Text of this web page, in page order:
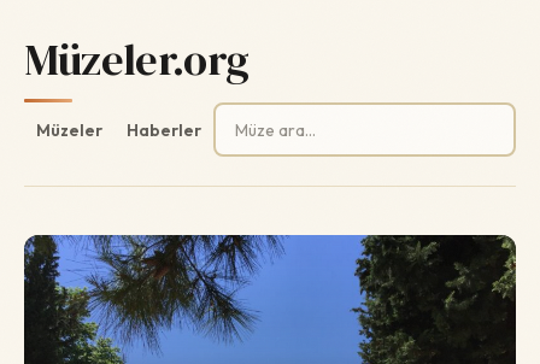
Müzeler.org
Müzeler Haberler
Arama: